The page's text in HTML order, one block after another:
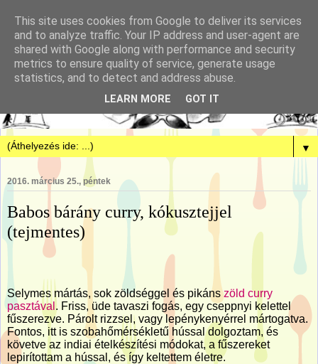
▼
2016. március 25., péntek
Babos bárány curry, kókusztejjel
(tejmentes)
Selymes mártás, sok zöldséggel és pikánszöld curry
pasztával . Friss, üde tavaszi fogás, egy cseppnyi kelettel
fűszerezve. Párolt rizzsel, vagy lepénykenyérrel mártogatva.
Fontos, itt is szobahőmérsékletű hússal dolgoztam, és
követve az indiai ételkészítési módokat, a fűszereket
lepirítottam a hússal, és így keltettem életre.
This site uses cookies from Google to deliver its services
and to analyze traffic. Your IP address and user-agent are
shared with Google along with performance and security
metrics to ensure quality of service, generate usage
statistics, and to detect and address abuse.
LEARN MORE GOT IT